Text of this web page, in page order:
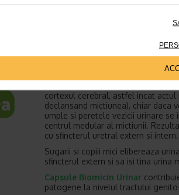
Pe masura ce vezica urinara se
organ trimit semnale catre
controleaza muschiul detrusor,
sfincterele din uretra.
cortexul cerebral, astfel incat
declansand mictiunea), chiar daca
umple si peretele vezicii urinare
centrul medular al mictiunii.
cu sfincterul uretral extern si intern.
Sugarii si copiii mici elibereaza
sfincterul extern si sa isi tina urina
Capsule Biomicin Urinar
patogene la nivelul tractului